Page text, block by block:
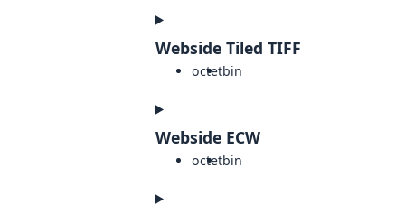
Webside Tiled TIFF
octetbin
Webside ECW
octetbin